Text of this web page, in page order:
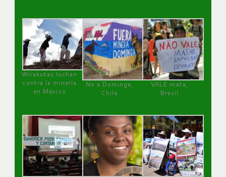
Wirakutas luchan
contra la minería
en México
No a Dominga,
Chile
VALE mata,
Brasil